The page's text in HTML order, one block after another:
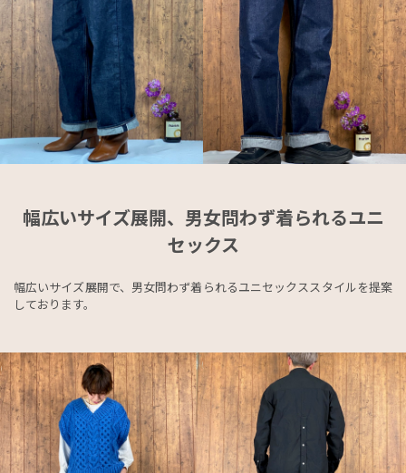
幅広いサイズ展開、男女問わず着られるユニ
セックス
幅広いサイズ展開で、男女問わず着られるユニセックススタイルを提案
しております。